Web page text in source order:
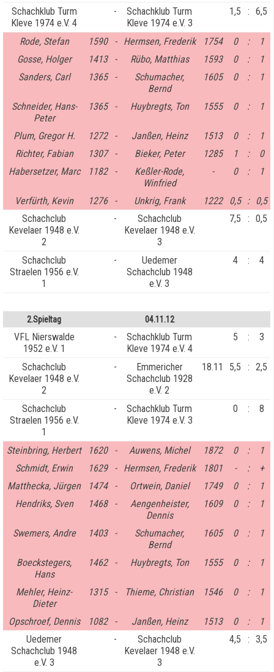
Schachklub Turm
Kleve 1974 e.V. 4
-
Schachklub Turm
Kleve 1974 e.V. 3
1,5 : 6,5
Rode, Stefan 1590 - Hermsen, Frederik 1754 0 :
1
Gosse, Holger
1413 - Rübo, Matthias 1593 0 :
1
Sanders, Carl
1365 -
Schumacher,
Bernd
1605 0 : 1
Schneider, Hans-
Peter
1365 - Huybregts, Ton 1555 0 : 1
Plum, Gregor H. 1272 - Janßen, Heinz 1513 0 :
1
Richter, Fabian
1307 - Bieker, Peter 1285 1 :
0
Habersetzer, Marc
1182 -
Keßler-Rode,
Winfried
- 0 : 1
Verfürth, Kevin 1276 - Unkrig, Frank 1222 0,5 : 0,5
Schachclub
Kevelaer 1948 e.V.
2
-
Schachclub
Kevelaer 1948 e.V.
3
7,5 : 0,5
Schachclub
Straelen 1956 e.V.
1
-
Uedemer
Schachclub 1948
e.V. 3
4 : 4
2.Spieltag 04.11.12
VFL Nierswalde
1952 e.V. 1
-
Schachklub Turm
Kleve 1974 e.V. 4
5 : 3
Schachclub
Kevelaer 1948 e.V.
2
-
Emmericher
Schachclub 1928
e.V. 2
18.11 5,5 : 2,5
Schachclub
Straelen 1956 e.V.
1
-
Schachklub Turm
Kleve 1974 e.V. 3
0 : 8
Steinbring, Herbert 1620 - Auwens, Michel 1872 0 :
1
Schmidt, Erwin
1629 - Hermsen, Frederik 1801 - :
+
Matthecka, Jürgen
1474 - Ortwein, Daniel 1749 0 :
1
Hendriks, Sven
1468 -
Aengenheister,
Dennis
1609 0 : 1
Swemers, Andre 1403 -
Schumacher,
Bernd
1605 0 : 1
Boeckstegers,
Hans
1462 - Huybregts, Ton 1555 0 : 1
Mehler, Heinz-
Dieter
1315 - Thieme, Christian 1546 0 : 1
Opschroef, Dennis 1082 - Janßen, Heinz 1513 0 :
1
Uedemer
Schachclub 1948
e.V. 3
-
Schachclub
Kevelaer 1948 e.V.
3
4,5 : 3,5